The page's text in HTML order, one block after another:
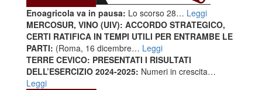
Enoagricola va in pausa: Lo scorso 28… Leggi
MERCOSUR, VINO (UIV): ACCORDO STRATEGICO,
CERTI RATIFICA IN TEMPI UTILI PER ENTRAMBE LE
PARTI: (Roma, 16 dicembre… Leggi
TERRE CEVICO: PRESENTATI I RISULTATI
DELL’ESERCIZIO 2024-2025: Numeri in crescita…
Leggi